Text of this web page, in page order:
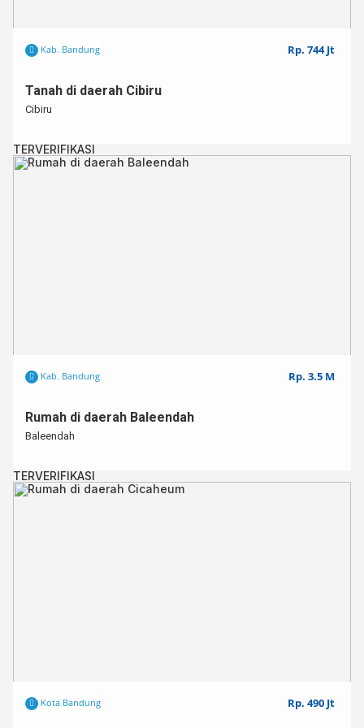
Kab. Bandung Rp. 744 Jt
Tanah di daerah Cibiru
Cibiru
TERVERIFIKASI
Kab. Bandung Rp. 3.5 M
Rumah di daerah Baleendah
Baleendah
TERVERIFIKASI
Kota Bandung Rp. 490 Jt